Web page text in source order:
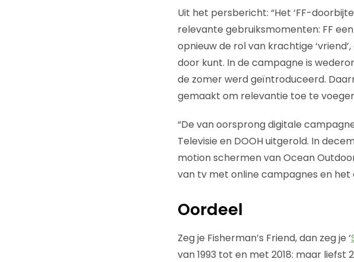
Uit het persbericht: “Het ‘FF-
relevante gebruiksmomenten: FF
opnieuw de rol van krachtige
door kunt. In de campagne is
de zomer werd geïntroduceerd.
gemaakt om relevantie toe te
“De van oorsprong digitale
Televisie en DOOH uitgerold. In
motion schermen van Ocean
van tv met online campagnes en het
Oordeel
Zeg je Fisherman’s Friend, dan zeg je ‘
van 1993 tot en met 2018: maar